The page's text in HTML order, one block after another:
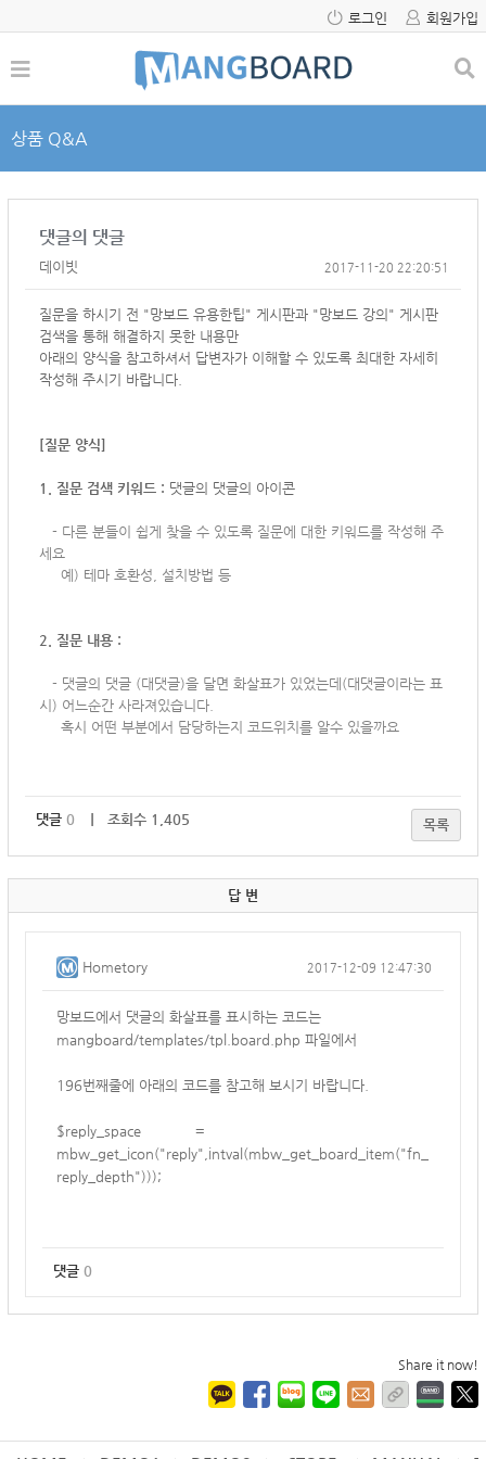
로그인 회원가입
상품 Q&A
댓글의 댓글
데이빗 2017-11-20 22:20:51
질문을 하시기 전 "망보드 유용한팁" 게시판과 "망보드 강의" 게시판
검색을 통해 해결하지 못한 내용만
아래의 양식을 참고하셔서 답변자가 이해할 수 있도록 최대한 자세히
작성해 주시기 바랍니다.
[질문 양식]
1. 질문 검색 키워드 : 댓글의 댓글의 아이콘
- 다른 분들이 쉽게 찾을 수 있도록 질문에 대한 키워드를 작성해 주
세요
예) 테마 호환성, 설치방법 등
2. 질문 내용 :
- 댓글의 댓글 (대댓글)을 달면 화살표가 있었는데(대댓글이라는 표
시) 어느순간 사라져있습니다.
혹시 어떤 부분에서 담당하는지 코드위치를 알수 있을까요
댓글 0 ｜ 조회수 1,405 목록
답 변
Hometory 2017-12-09 12:47:30
망보드에서 댓글의 화살표를 표시하는 코드는
mangboard/templates/tpl.board.php 파일에서
196번째줄에 아래의 코드를 참고해 보시기 바랍니다.
$reply_space
=
mbw_get_icon("reply",intval(mbw_get_board_item("fn_
reply_depth")));
댓글 0
Share it now!